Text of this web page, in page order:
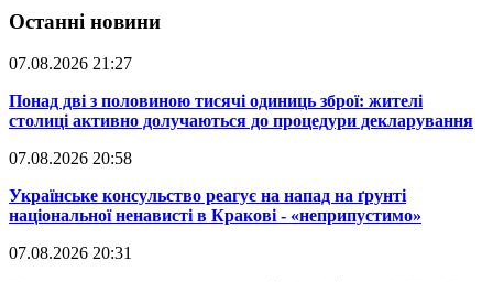
Останні новини
07.08.2026 21:27
​Понад дві з половиною тисячі одиниць зброї: жителі
столиці активно долучаються до процедури декларування
07.08.2026 20:58
​Українське консульство реагує на напад на ґрунті
національної ненависті в Кракові - «неприпустимо»
07.08.2026 20:31